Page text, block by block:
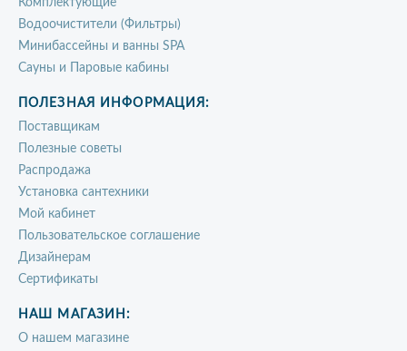
Комплектующие
Водоочистители (Фильтры)
Минибассейны и ванны SPA
Сауны и Паровые кабины
ПОЛЕЗНАЯ ИНФОРМАЦИЯ:
Поставщикам
Полезные советы
Распродажа
Установка сантехники
Мой кабинет
Пользовательское соглашение
Дизайнерам
Сертификаты
НАШ МАГАЗИН:
О нашем магазине